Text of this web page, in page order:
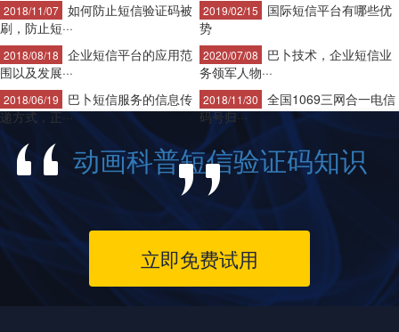
2018/11/07 如何防止短信验证码被
刷，防止短···
2018/08/18
企业短信平台的应用范
围以及发展···
2018/06/19
巴卜短信服务的信息传
递方式，正···
2019/02/15
国际短信平台有哪些优
势
2020/07/08
巴卜技术，企业短信业
务领军人物···
2018/11/30
全国1069三网合一电信
码号归···
动画科普短信验证码知识
立即免费试用